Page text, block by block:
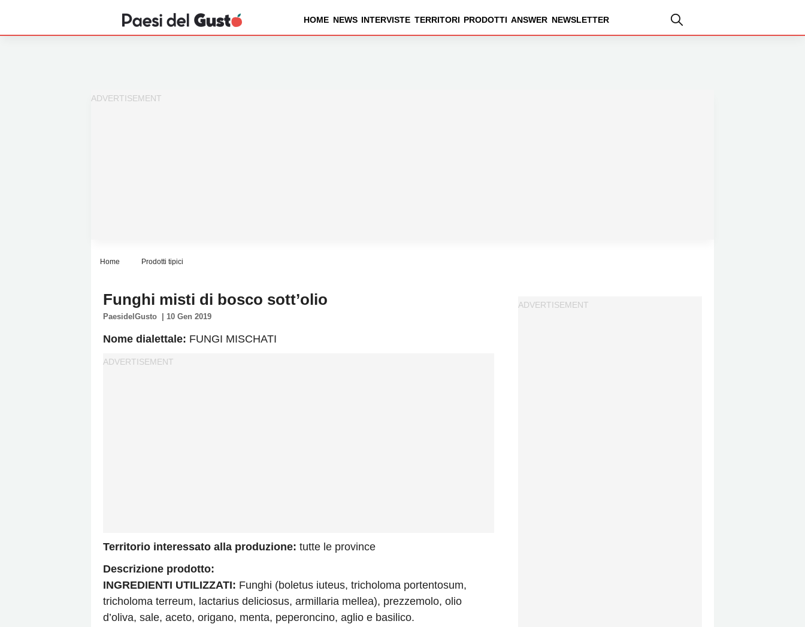
HOME NEWS INTERVISTE TERRITORI PRODOTTI ANSWER NEWSLETTER
Home Prodotti tipici
Funghi misti di bosco sott’olio
PaesidelGusto 10 Gen 2019
Nome dialettale: FUNGI MISCHATI
Territorio interessato alla produzione: tutte le province
Descrizione prodotto:
INGREDIENTI UTILIZZATI: Funghi (boletus iuteus, tricholoma portentosum,
tricholoma terreum, lactarius deliciosus, armillaria mellea), prezzemolo, olio
d’oliva, sale, aceto, origano, menta, peperoncino, aglio e basilico.